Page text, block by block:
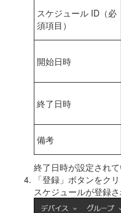
スケジュール ID（必
須項目）
開始日時
終了日時
備考
終了日時が設定され
「登録」ボタンをク
スケジュールが登録